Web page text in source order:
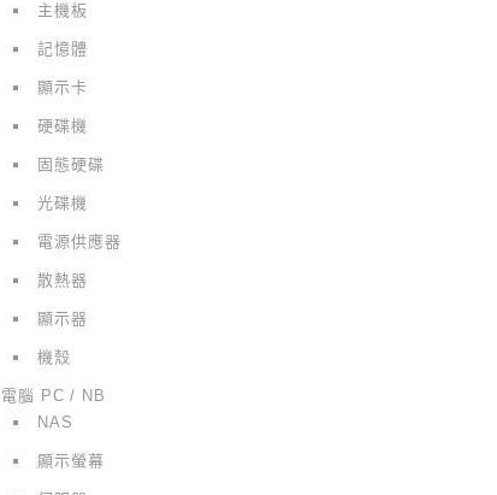
主機板
記憶體
顯示卡
硬碟機
固態硬碟
光碟機
電源供應器
散熱器
顯示器
機殼
電腦 PC / NB
NAS
顯示螢幕